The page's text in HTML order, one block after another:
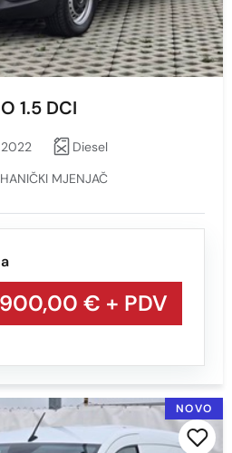
1.5 DCI
2022
Diesel
MJENJAČ
€ + PDV
NOVO